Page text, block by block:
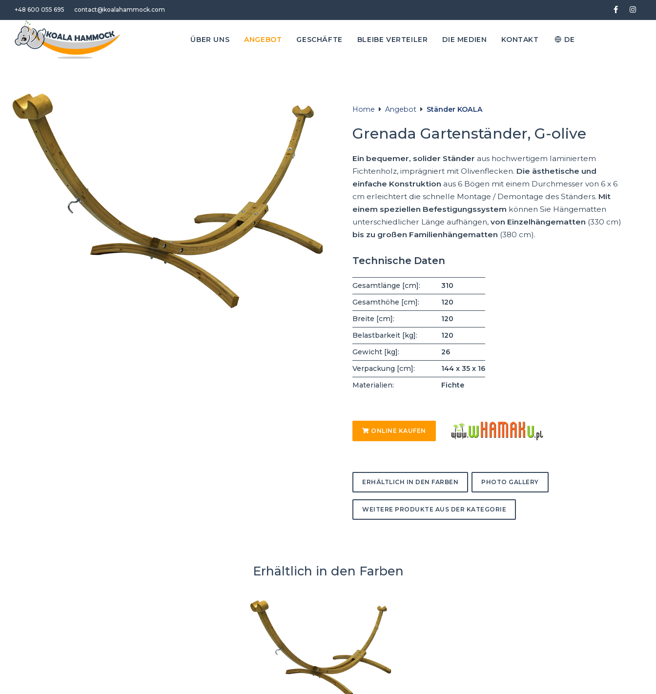
+48 600 055 695 contact@koalahammock.com
ÜBER UNS ANGEBOT GESCHÄFTE BLEIBE VERTEILER DIE MEDIEN KONTAKT DE
Home Angebot Ständer KOALA
Grenada Gartenständer, G-olive
Ein bequemer, solider Ständer aus hochwertigem laminiertem
Fichtenholz, imprägniert mit Olivenflecken. Die ästhetische und
einfache Konstruktion aus 6 Bögen mit einem Durchmesser von 6 x 6
cm erleichtert die schnelle Montage / Demontage des Ständers. Mit
einem speziellen Befestigungssystem können Sie Hängematten
unterschiedlicher Länge aufhängen, von Einzelhängematten (330 cm)
bis zu großen Familienhängematten (380 cm).
Technische Daten
Gesamtlänge [cm]:
310
Gesamthöhe [cm]:
120
Breite [cm]:
120
Belastbarkeit [kg]:
120
Gewicht [kg]:
26
Verpackung [cm]:
144 x 35 x 16
Materialien:
Fichte
ONLINE KAUFEN
ERHÄLTLICH IN DEN FARBEN PHOTO GALLERY
WEITERE PRODUKTE AUS DER KATEGORIE
Erhältlich in den Farben